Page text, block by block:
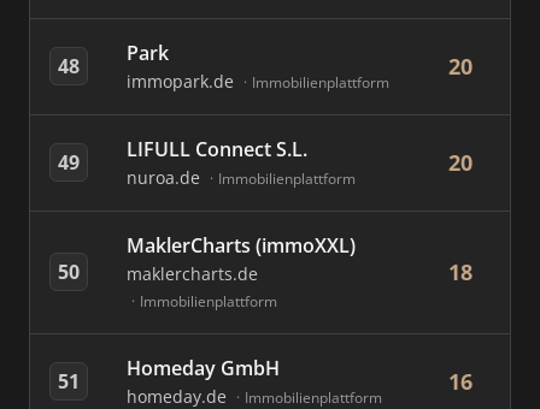
48 Park
immopark.de Immobilienplattform
20
49 LIFULL Connect S.L.
nuroa.de Immobilienplattform
20
50
MaklerCharts (immoXXL)
maklercharts.de
Immobilienplattform
18
51 Homeday GmbH
homeday.de Immobilienplattform
16